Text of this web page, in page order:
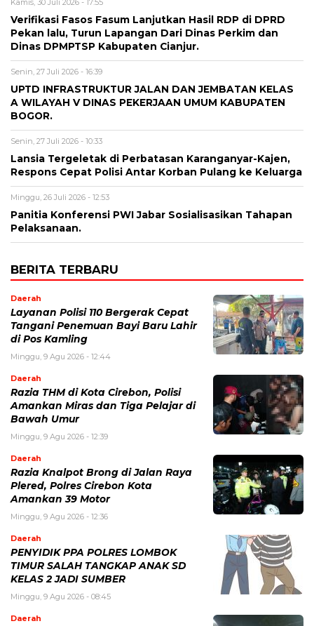
Kamis, 30 Juli 2026 - 17:55
Verifikasi Fasos Fasum Lanjutkan Hasil RDP di DPRD
Pekan lalu, Turun Lapangan Dari Dinas Perkim dan
Dinas DPMPTSP Kabupaten Cianjur.
Senin, 27 Juli 2026 - 16:39
UPTD INFRASTRUKTUR JALAN DAN JEMBATAN KELAS
A WILAYAH V DINAS PEKERJAAN UMUM KABUPATEN
BOGOR.
Senin, 27 Juli 2026 - 10:33
Lansia Tergeletak di Perbatasan Karanganyar-Kajen,
Respons Cepat Polisi Antar Korban Pulang ke Keluarga
Minggu, 26 Juli 2026 - 12:53
Panitia Konferensi PWI Jabar Sosialisasikan Tahapan
Pelaksanaan.
BERITA TERBARU
Daerah
Layanan Polisi 110 Bergerak Cepat
Tangani Penemuan Bayi Baru Lahir
di Pos Kamling
Minggu, 9 Agu 2026 - 12:44
Daerah
Razia THM di Kota Cirebon, Polisi
Amankan Miras dan Tiga Pelajar di
Bawah Umur
Minggu, 9 Agu 2026 - 12:39
Daerah
Razia Knalpot Brong di Jalan Raya
Plered, Polres Cirebon Kota
Amankan 39 Motor
Minggu, 9 Agu 2026 - 12:36
Daerah
PENYIDIK PPA POLRES LOMBOK
TIMUR SALAH TANGKAP ANAK SD
KELAS 2 JADI SUMBER
Minggu, 9 Agu 2026 - 08:45
Daerah